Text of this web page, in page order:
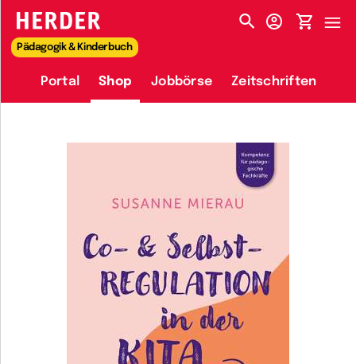
HERDER-MENÜ
Pädagogik & Kinderbuch
Portal Shop Jobbörse Zeitschriften